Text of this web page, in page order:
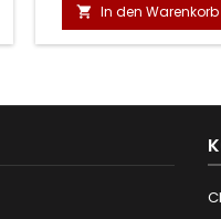
 In den Warenkorb